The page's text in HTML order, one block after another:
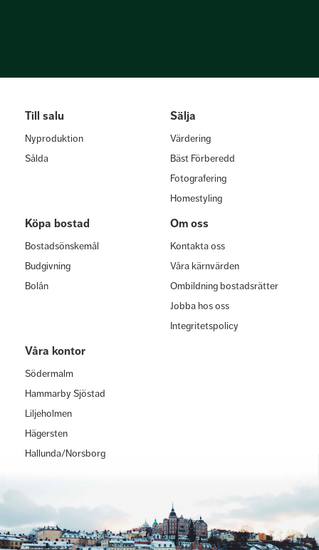
Till salu
Nyproduktion
Sålda
Sälja
Värdering
Bäst Förberedd
Fotografering
Homestyling
Köpa bostad
Bostadsönskemål
Budgivning
Bolån
Om oss
Kontakta oss
Våra kärnvärden
Ombildning bostadsrätter
Jobba hos oss
Integritetspolicy
Våra kontor
Södermalm
Hammarby Sjöstad
Liljeholmen
Hägersten
Hallunda/Norsborg